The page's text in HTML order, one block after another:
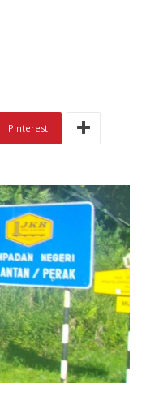
Pinterest